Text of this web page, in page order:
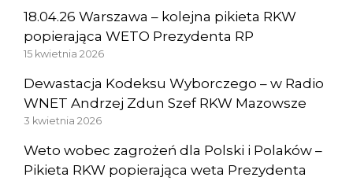
18.04.26 Warszawa – kolejna pikieta RKW
popierająca WETO Prezydenta RP
15 kwietnia 2026
Dewastacja Kodeksu Wyborczego – w Radio
WNET Andrzej Zdun Szef RKW Mazowsze
3 kwietnia 2026
Weto wobec zagrożeń dla Polski i Polaków –
Pikieta RKW popierająca weta Prezydenta